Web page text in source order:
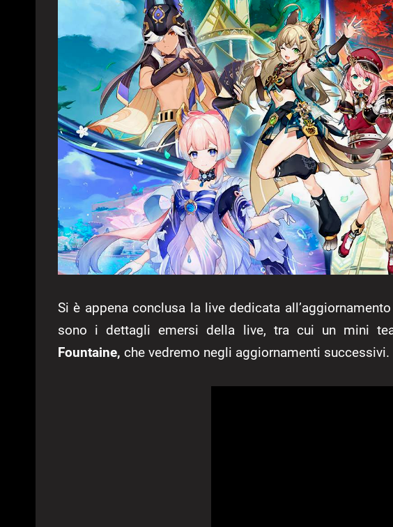
Si è appena conclusa la live dedicata
sono i dettagli emersi della live, tra cui un mini
Fountaine, che vedremo negli aggiornamenti successivi.